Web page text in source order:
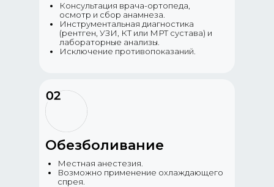
Консультация врача-ортопеда,
осмотр и сбор анамнеза.
Инструментальная диагностика
(рентген, УЗИ, КТ или МРТ сустава) и
лабораторные анализы.
Исключение противопоказаний.
Местная анестезия.
Возможно применение охлаждающего
спрея.
Обезболивание